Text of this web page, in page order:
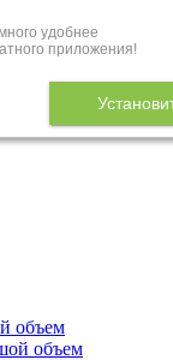
удобнее
приложения!
объем
объем